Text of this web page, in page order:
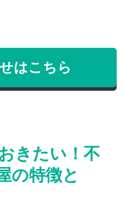
はこちら
きたい！不
の特徴と